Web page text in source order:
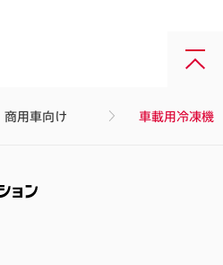
上
商用車向け 車載用冷凍機